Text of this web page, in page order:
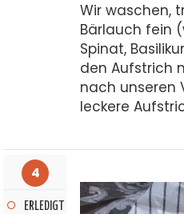
Wir waschen,
Bärlauch fein
Spinat,
den Aufstrich
nach unseren
leckere
4
ERLEDIGT